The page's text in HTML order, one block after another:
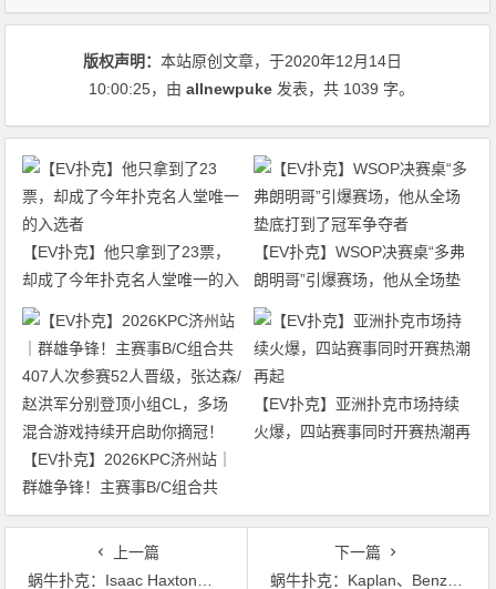
版权声明：本站原创文章，于2020年12月14日
10:00:25，由allnewpuke 发表，共 1039 字。
【EV扑克】他只拿到了23票，
却成了今年扑克名人堂唯一的入
选者
【EV扑克】WSOP决赛桌“多弗
朗明哥”引爆赛场，他从全场垫
底打到了冠军争夺者
【EV扑克】2026KPC济州站｜
群雄争锋！主赛事B/C组合共
407人次参赛52人晋级，张达森/
赵洪军分别登顶小组CL，多场
混合游戏持续开启助你摘冠！
【EV扑克】亚洲扑克市场持续
火爆，四站赛事同时开赛热潮再
上一篇
蜗牛扑克：Isaac Haxton恳求拉斯维加斯玩家暂时停止玩扑克
下一篇
蜗牛扑克：Kaplan、Benza重回《High Stakes Poker》直播间